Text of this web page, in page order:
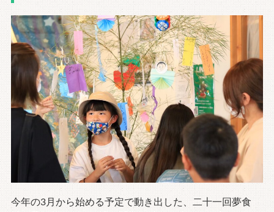
今年の3月から始める予定で動き出した、二十一回夢食